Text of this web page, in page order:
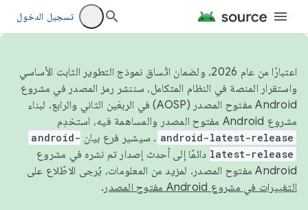
تسجيل الدخول
اعتبارًا من عام 2026، ولضمان اتّساق نموذج التطوير الثابت الأساسي
واستقرار المنصة في النظام المتكامل، سننشر رمز المصدر في مشروع
Android مفتوح المصدر (AOSP) في الربعَين الثاني والرابع. لبناء
مشروع Android مفتوح المصدر والمساهمة فيه، استخدِم
android-latest-release . سيشير فرع بيان android-
latest-release دائمًا إلى أحدث إصدار تم نشره في مشروع
Android مفتوح المصدر. لمزيد من المعلومات، يُرجى الاطّلاع على
التغييرات في مشروع Android مفتوح المصدر
.